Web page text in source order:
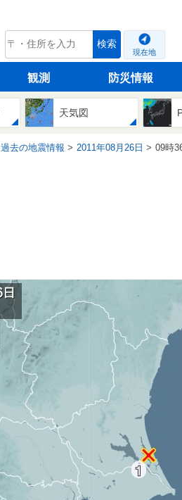
tenki.jp 検索
現在地
観測 防災情報
天気図
過去の地震情報 2011年08月26日 09時